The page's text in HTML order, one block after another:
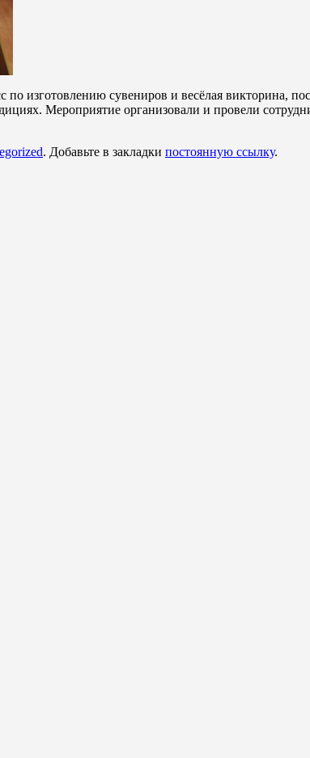
по изготовлению сувениров и весёлая викторина,
Мероприятие организовали и провели
. Добавьте в закладки постоянную ссылку.